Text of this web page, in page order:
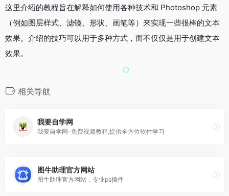
这里介绍的教程旨在解释如何使用各种技术和 Photoshop 元素
（例如图层样式、滤镜、形状、画笔等）来实现一些很棒的文本
效果。介绍的技巧可以用于多种方式，而不仅仅是用于创建文本
效果。
相关导航
我要自学网
我要自学网-免费视频教程,提供全方位软件学习
图牛助理官方网站
图牛助理官方网站，专业ps插件